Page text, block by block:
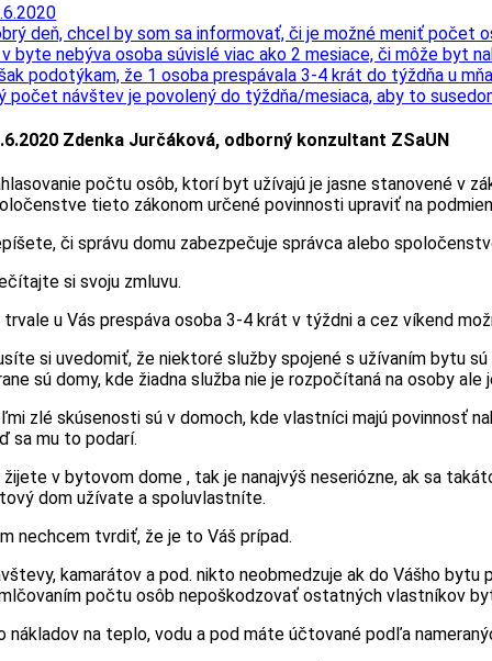
deň, chcel by som sa informovať, či je možné meniť
v byte nebýva osoba súvislé viac ako 2 mesiace, či môže byt
podotýkam, že 1 osoba prespávala 3-4 krát do týždňa u
počet návštev je povolený do týždňa/mesiaca, aby to
Zdenka Jurčáková, odborný konzultant ZSaUN
počtu osôb, ktorí byt užívajú je jasne stanovené v
tieto zákonom určené povinnosti upraviť na
či správu domu zabezpečuje správca alebo
si svoju zmluvu.
trvale u Vás prespáva osoba 3-4 krát v týždni a cez víkend
si uvedomiť, že niektoré služby spojené s užívaním bytu
sú domy, kde žiadna služba nie je rozpočítaná na osoby
zlé skúsenosti sú v domoch, kde vlastníci majú povinnosť
sa mu to podarí.
žijete v bytovom dome , tak je nanajvýš neseriózne, ak sa
dom užívate a spoluvlastníte.
nechcem tvrdiť, že je to Váš prípad.
kamarátov a pod. nikto neobmedzuje ak do Vášho
počtu osôb nepoškodzovať ostatných vlastníkov
nákladov na teplo, vodu a pod máte účtované podľa